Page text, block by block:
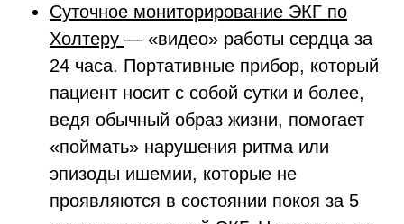
Суточное мониторирование ЭКГ по
Холтеру — «видео» работы сердца за
24 часа. Портативные прибор, который
пациент носит с собой сутки и более,
ведя обычный образ жизни, помогает
«поймать» нарушения ритма или
эпизоды ишемии, которые не
проявляются в состоянии покоя за 5